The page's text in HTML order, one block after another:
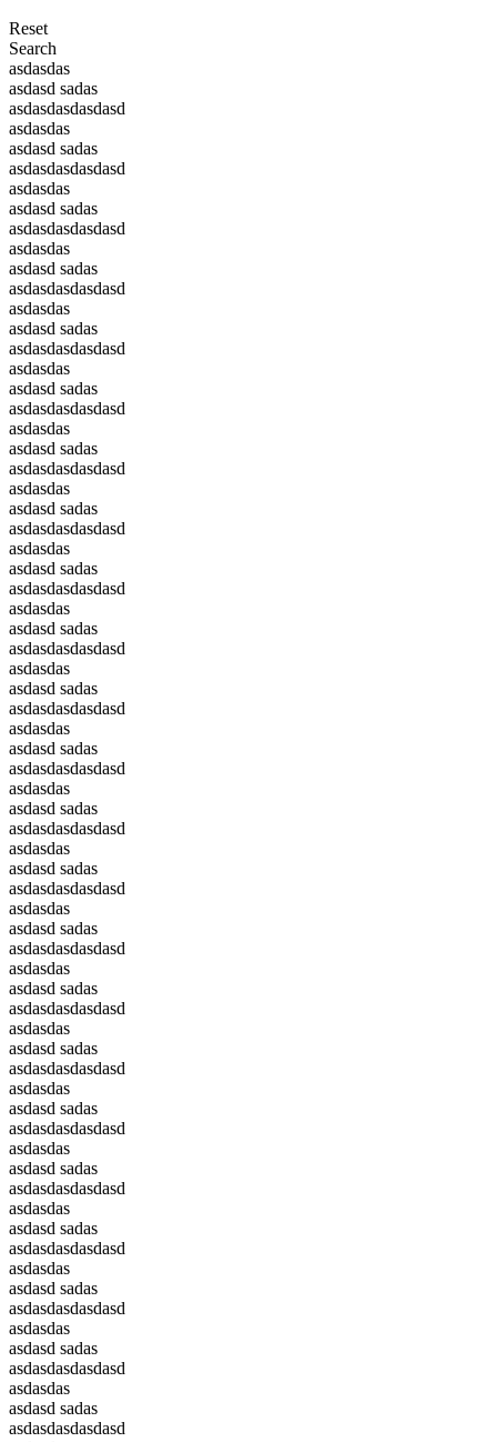
Reset
Search
asdasdas
asdasd sadas
asdasdasdasdasd
asdasdas
asdasd sadas
asdasdasdasdasd
asdasdas
asdasd sadas
asdasdasdasdasd
asdasdas
asdasd sadas
asdasdasdasdasd
asdasdas
asdasd sadas
asdasdasdasdasd
asdasdas
asdasd sadas
asdasdasdasdasd
asdasdas
asdasd sadas
asdasdasdasdasd
asdasdas
asdasd sadas
asdasdasdasdasd
asdasdas
asdasd sadas
asdasdasdasdasd
asdasdas
asdasd sadas
asdasdasdasdasd
asdasdas
asdasd sadas
asdasdasdasdasd
asdasdas
asdasd sadas
asdasdasdasdasd
asdasdas
asdasd sadas
asdasdasdasdasd
asdasdas
asdasd sadas
asdasdasdasdasd
asdasdas
asdasd sadas
asdasdasdasdasd
asdasdas
asdasd sadas
asdasdasdasdasd
asdasdas
asdasd sadas
asdasdasdasdasd
asdasdas
asdasd sadas
asdasdasdasdasd
asdasdas
asdasd sadas
asdasdasdasdasd
asdasdas
asdasd sadas
asdasdasdasdasd
asdasdas
asdasd sadas
asdasdasdasdasd
asdasdas
asdasd sadas
asdasdasdasdasd
asdasdas
asdasd sadas
asdasdasdasdasd